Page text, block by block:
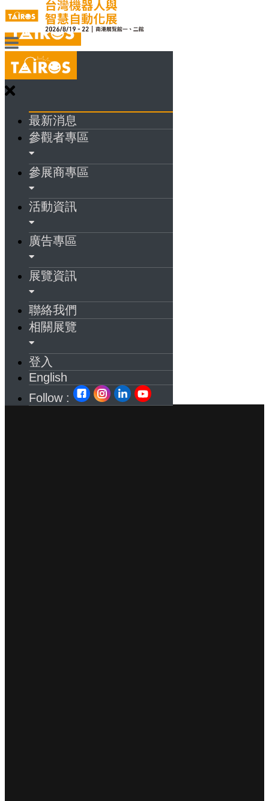
最新消息
參觀者專區
參展商專區
活動資訊
廣告專區
展覽資訊
聯絡我們
相關展覽
登入
English
Follow :